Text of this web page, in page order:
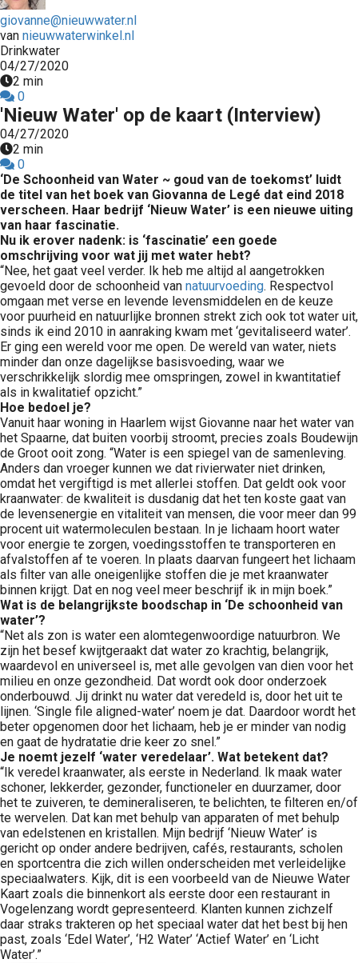
giovanne@nieuwwater.nl
van nieuwwaterwinkel.nl
Drinkwater
04/27/2020
2 min
0
'Nieuw Water' op de kaart (Interview)
04/27/2020
2 min
0
‘De Schoonheid van Water ~ goud van de toekomst’ luidt
de titel van het boek van Giovanna de Legé dat eind 2018
verscheen. Haar bedrijf ‘Nieuw Water’ is een nieuwe uiting
van haar fascinatie.
Nu ik erover nadenk: is ‘fascinatie’ een goede
omschrijving voor wat jij met water hebt?
“Nee, het gaat veel verder. Ik heb me altijd al aangetrokken
gevoeld door de schoonheid van natuurvoeding. Respectvol
omgaan met verse en levende levensmiddelen en de keuze
voor puurheid en natuurlijke bronnen strekt zich ook tot water uit,
sinds ik eind 2010 in aanraking kwam met ‘gevitaliseerd water’.
Er ging een wereld voor me open. De wereld van water, niets
minder dan onze dagelijkse basisvoeding, waar we
verschrikkelijk slordig mee omspringen, zowel in kwantitatief
als in kwalitatief opzicht.”
Hoe bedoel je?
Vanuit haar woning in Haarlem wijst Giovanne naar het water van
het Spaarne, dat buiten voorbij stroomt, precies zoals Boudewijn
de Groot ooit zong. “Water is een spiegel van de samenleving.
Anders dan vroeger kunnen we dat rivierwater niet drinken,
omdat het vergiftigd is met allerlei stoffen. Dat geldt ook voor
kraanwater: de kwaliteit is dusdanig dat het ten koste gaat van
de levensenergie en vitaliteit van mensen, die voor meer dan 99
procent uit watermoleculen bestaan. In je lichaam hoort water
voor energie te zorgen, voedingsstoffen te transporteren en
afvalstoffen af te voeren. In plaats daarvan fungeert het lichaam
als filter van alle oneigenlijke stoffen die je met kraanwater
binnen krijgt. Dat en nog veel meer beschrijf ik in mijn boek.”
Wat is de belangrijkste boodschap in ‘De schoonheid van
water’?
“Net als zon is water een alomtegenwoordige natuurbron. We
zijn het besef kwijtgeraakt dat water zo krachtig, belangrijk,
waardevol en universeel is, met alle gevolgen van dien voor het
milieu en onze gezondheid. Dat wordt ook door onderzoek
onderbouwd. Jij drinkt nu water dat veredeld is, door het uit te
lijnen. ‘Single file aligned-water’ noem je dat. Daardoor wordt het
beter opgenomen door het lichaam, heb je er minder van nodig
en gaat de hydratatie drie keer zo snel.”
Je noemt jezelf ‘water veredelaar’. Wat betekent dat?
“Ik veredel kraanwater, als eerste in Nederland. Ik maak water
schoner, lekkerder, gezonder, functioneler en duurzamer, door
het te zuiveren, te demineraliseren, te belichten, te filteren en/of
te wervelen. Dat kan met behulp van apparaten of met behulp
van edelstenen en kristallen. Mijn bedrijf ‘Nieuw Water’ is
gericht op onder andere bedrijven, cafés, restaurants, scholen
en sportcentra die zich willen onderscheiden met verleidelijke
speciaalwaters. Kijk, dit is een voorbeeld van de Nieuwe Water
Kaart zoals die binnenkort als eerste door een restaurant in
Vogelenzang wordt gepresenteerd. Klanten kunnen zichzelf
daar straks trakteren op het speciaal water dat het best bij hen
past, zoals ‘Edel Water’, ‘H2 Water’ ‘Actief Water’ en ‘Licht
Water’.”